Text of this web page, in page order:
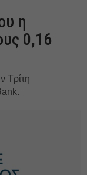
η
0,16
Τρίτη